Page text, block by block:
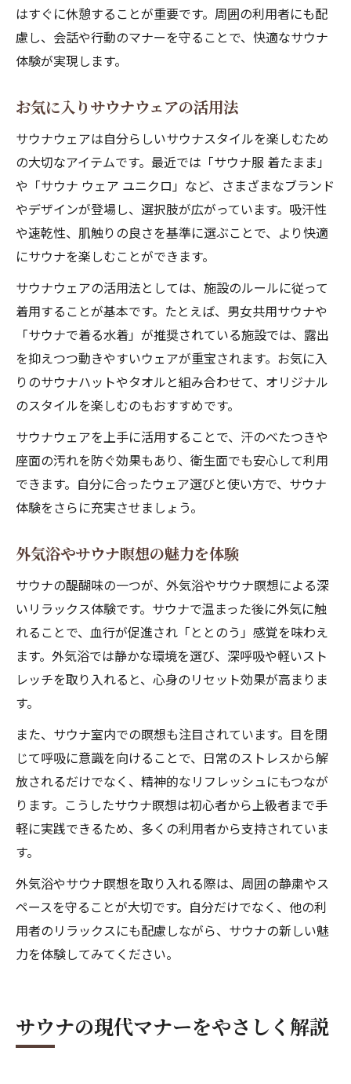
はすぐに休憩することが重要です。周囲の利用者にも配
慮し、会話や行動のマナーを守ることで、快適なサウナ
体験が実現します。
お気に入りサウナウェアの活用法
サウナウェアは自分らしいサウナスタイルを楽しむため
の大切なアイテムです。最近では「サウナ服 着たまま」
や「サウナ ウェア ユニクロ」など、さまざまなブランド
やデザインが登場し、選択肢が広がっています。吸汗性
や速乾性、肌触りの良さを基準に選ぶことで、より快適
にサウナを楽しむことができます。
サウナウェアの活用法としては、施設のルールに従って
着用することが基本です。たとえば、男女共用サウナや
「サウナで着る水着」が推奨されている施設では、露出
を抑えつつ動きやすいウェアが重宝されます。お気に入
りのサウナハットやタオルと組み合わせて、オリジナル
のスタイルを楽しむのもおすすめです。
サウナウェアを上手に活用することで、汗のべたつきや
座面の汚れを防ぐ効果もあり、衛生面でも安心して利用
できます。自分に合ったウェア選びと使い方で、サウナ
体験をさらに充実させましょう。
外気浴やサウナ瞑想の魅力を体験
サウナの醍醐味の一つが、外気浴やサウナ瞑想による深
いリラックス体験です。サウナで温まった後に外気に触
れることで、血行が促進され「ととのう」感覚を味わえ
ます。外気浴では静かな環境を選び、深呼吸や軽いスト
レッチを取り入れると、心身のリセット効果が高まりま
す。
また、サウナ室内での瞑想も注目されています。目を閉
じて呼吸に意識を向けることで、日常のストレスから解
放されるだけでなく、精神的なリフレッシュにもつなが
ります。こうしたサウナ瞑想は初心者から上級者まで手
軽に実践できるため、多くの利用者から支持されていま
す。
外気浴やサウナ瞑想を取り入れる際は、周囲の静粛やス
ペースを守ることが大切です。自分だけでなく、他の利
用者のリラックスにも配慮しながら、サウナの新しい魅
力を体験してみてください。
サウナの現代マナーをやさしく解説